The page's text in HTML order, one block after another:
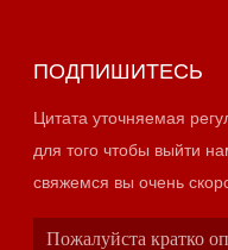
ПОДПИШИТЕСЬ
Цитата уточняемая
для того чтобы выйти